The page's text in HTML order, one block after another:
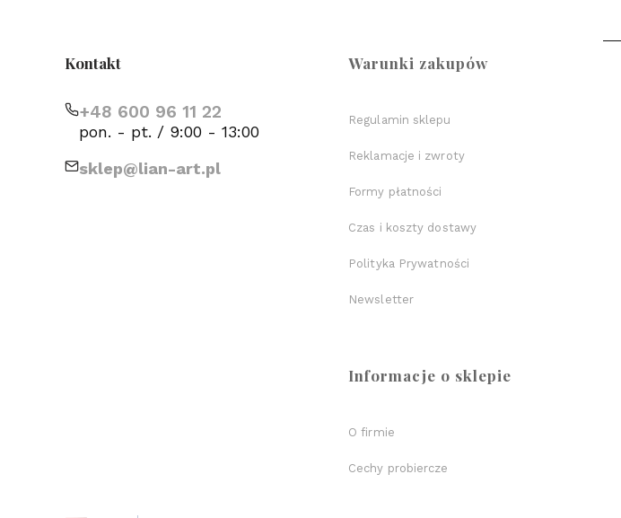
Kontakt
+48 600 96 11 22
pon. - pt. / 9:00 - 13:00
sklep@lian-art.pl
Linki w stopce
Warunki zakupów
Regulamin sklepu
Reklamacje i zwroty
Formy płatności
Czas i koszty dostawy
Polityka Prywatności
Newsletter
Informacje o sklepie
O firmie
Cechy probiercze